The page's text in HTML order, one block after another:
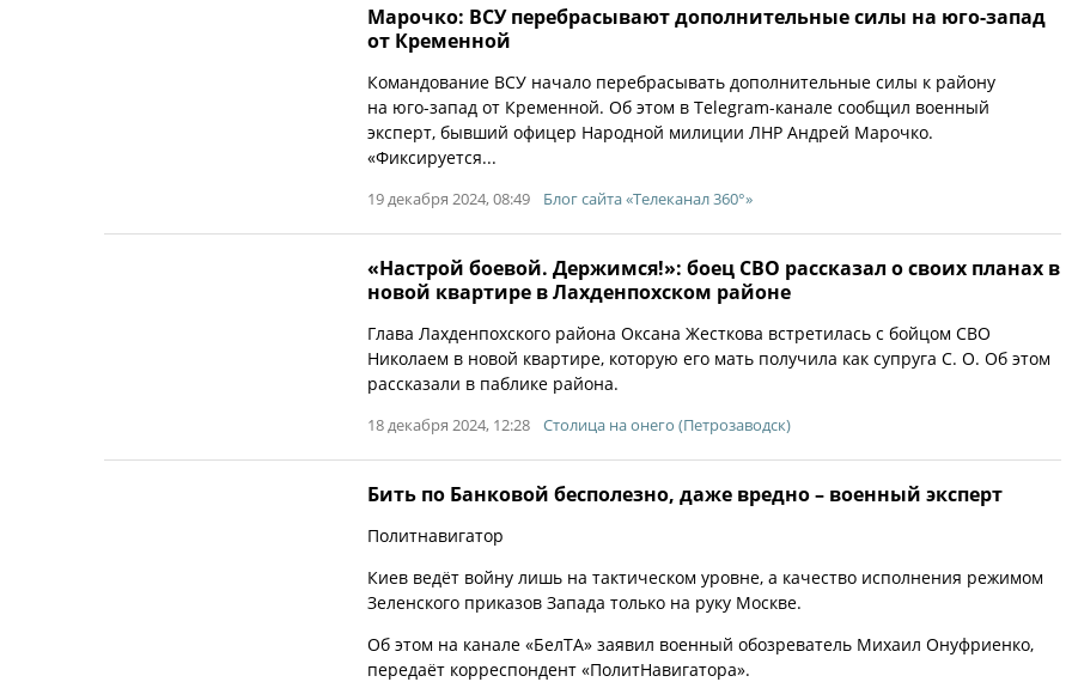
Марочко: ВСУ перебрасывают дополнительные силы на юго-запад
от Кременной
Командование ВСУ начало перебрасывать дополнительные силы к району
на юго-запад от Кременной. Об этом в Telegram-канале сообщил военный
эксперт, бывший офицер Народной милиции ЛНР Андрей Марочко.
«Фиксируется...
19 декабря 2024, 08:49 Блог сайта «Телеканал 360°»
«Настрой боевой. Держимся!»: боец СВО рассказал о своих планах в
новой квартире в Лахденпохском районе
Глава Лахденпохского района Оксана Жесткова встретилась с бойцом СВО
Николаем в новой квартире, которую его мать получила как супруга С. О. Об этом
рассказали в паблике района.
18 декабря 2024, 12:28 Столица на онего (Петрозаводск)
Бить по Банковой бесполезно, даже вредно – военный эксперт
Политнавигатор
Киев ведёт войну лишь на тактическом уровне, а качество исполнения режимом
Зеленского приказов Запада только на руку Москве.
Об этом на канале «БелТА» заявил военный обозреватель Михаил Онуфриенко,
передаёт корреспондент «ПолитНавигатора».